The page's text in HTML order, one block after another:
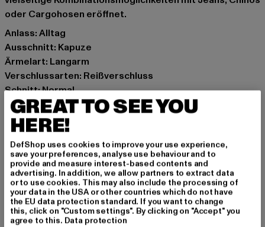
oder Cargohosen eröffnet.
Anlass: Alltag
Ausschnitt: Kapuze
Ärmelart: Langarm
Verschlussarten: Reißverschluss
Schnitt: Normal
Marke: Sergio Tacchini
Kat.: Puffer Jackets
Farbe: blau
Hersteller Farbe: vintage indigo
Materialzusammensetzung: 100% Nylon
Art.Nr: ST41188-04308
Hersteller: Movin SARL |help@sergiotacchini.com
RN8 Quartier Rousselot 975 Terre de Granace | 13400
GREAT TO SEE YOU
HERE!
DefShop uses cookies to improve your use experience,
save your preferences, analyse use behaviour and to
provide and measure interest-based contents and
advertising. In addition, we allow partners to extract data
or to use cookies. This may also include the processing of
your data in the USA or other countries which do not have
the EU data protection standard. If you want to change
this, click on "Custom settings". By clicking on "Accept" you
agree to this. Data protection